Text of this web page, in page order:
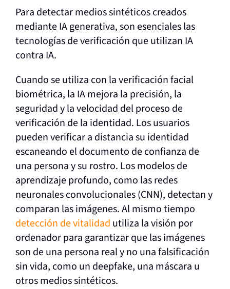
Para detectar medios sintéticos creados
mediante IA generativa, son esenciales las
tecnologías de verificación que utilizan IA
contra IA.
Cuando se utiliza con la verificación facial
biométrica, la IA mejora la precisión, la
seguridad y la velocidad del proceso de
verificación de la identidad. Los usuarios
pueden verificar a distancia su identidad
escaneando el documento de confianza de
una persona y su rostro. Los modelos de
aprendizaje profundo, como las redes
neuronales convolucionales (CNN), detectan y
comparan las imágenes. Al mismo tiempo
detección de vitalidad utiliza la visión por
ordenador para garantizar que las imágenes
son de una persona real y no una falsificación
sin vida, como un deepfake, una máscara u
otros medios sintéticos.